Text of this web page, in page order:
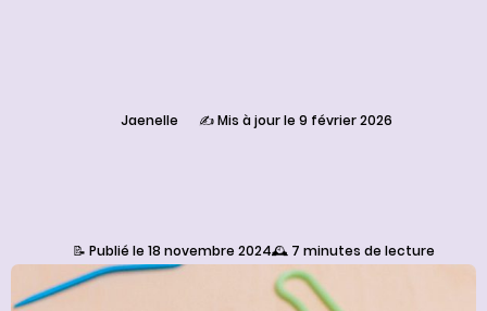
Jaenelle ✍️ Mis à jour le 9 février 2026
📝 Publié le 18 novembre 2024🕰️ 7 minutes de lecture